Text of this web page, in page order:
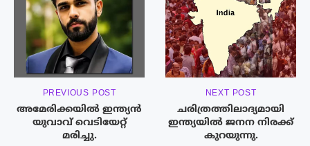
PREVIOUS POST
അമേരിക്കയിൽ ഇന്ത്യൻ
യുവാവ് വെടിയേറ്റ്
മരിച്ചു.
NEXT POST
ചരിത്രത്തിലാദ്യമായി
ഇന്ത്യയിൽ ജനന നിരക്ക്
കുറയുന്നു.